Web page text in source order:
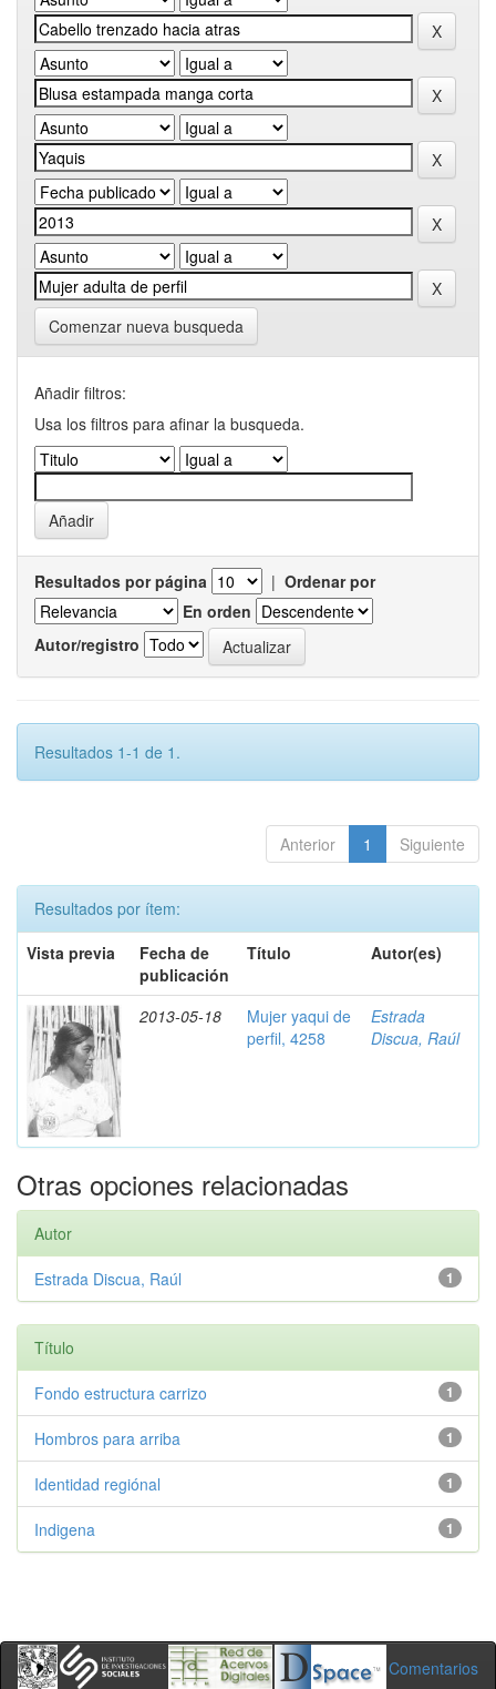
Comenzar nueva busqueda
Añadir filtros:
Usa los filtros para afinar la busqueda.
Resultados por página | Ordenar por
En orden
Autor/registro
Resultados 1-1 de 1.
Anterior 1 Siguiente
Resultados por ítem:
Vista previa
Fecha de
publicación
Título Autor(es)
2013-05-18
Mujer yaqui de
perfil, 4258
Estrada
Discua, Raúl
Otras opciones relacionadas
Autor
1
Estrada Discua, Raúl
Título
1
Fondo estructura carrizo
1
Hombros para arriba
1
Identidad regiónal
1
Indigena
Comentarios